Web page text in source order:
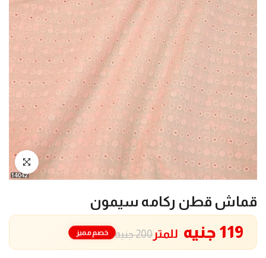
انقر للتكبير
قماش قطن ركامه سيمون
200 جنيه 119 جنيه للمتر خصم مميز